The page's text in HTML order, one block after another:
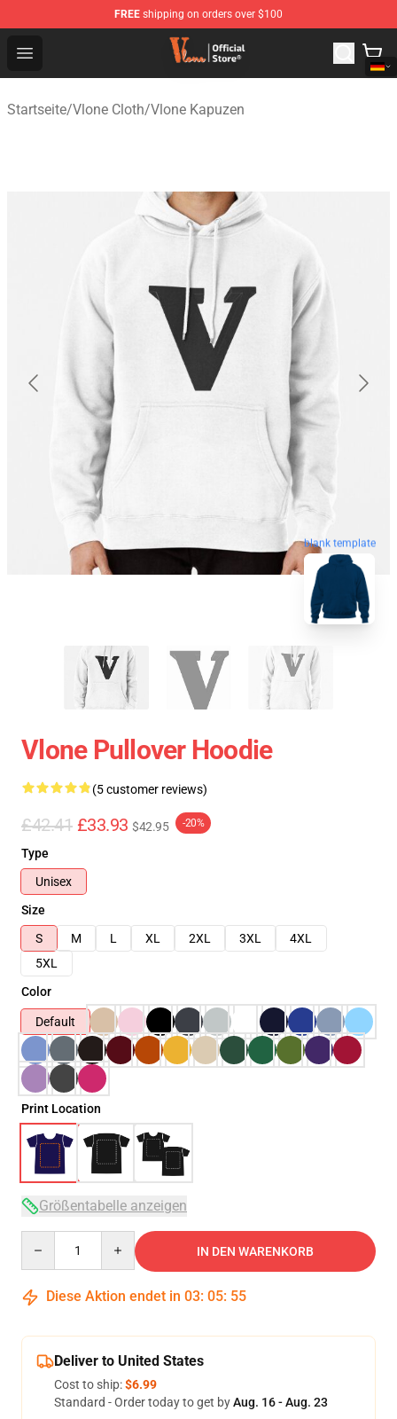
FREE shipping on orders over $100
Open menu
Vlone Shop - Official Vlone Merchandise Store
Startseite/Vlone Cloth/Vlone Kapuzen
blank template
Vlone Pullover Hoodie
(5 customer reviews)
£42.41 £33.93 $42.95 -20%
Type
Unisex
Size
S
M L XL 2XL 3XL
4XL
5XL
Color
Default
Print Location
Größentabelle anzeigen
IN DEN WARENKORB
Diese Aktion endet in 03: 05: 54
Deliver to United States
Cost to ship:$6.99
Standard - Order today to get byAug. 16 - Aug. 23